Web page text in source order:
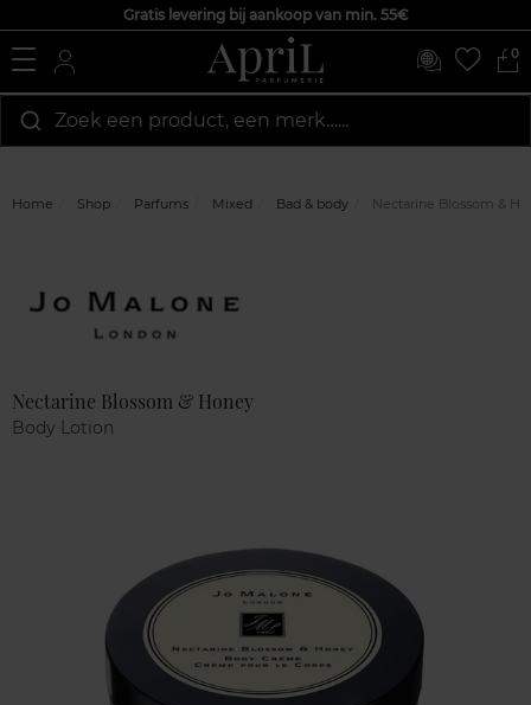
Gratis levering bij aankoop van min. 55€
0
Zoek een product, een merk…...
Home Shop Parfums Mixed Bad & body Nectarine Blossom &
Nectarine Blossom & Honey
Body Lotion